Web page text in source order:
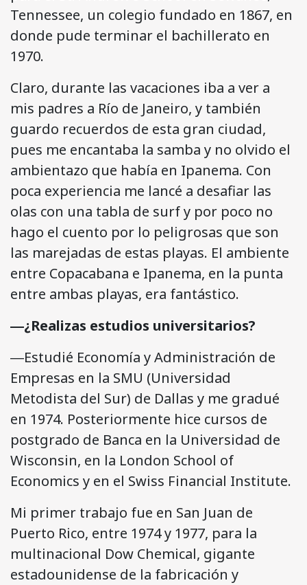
Tennessee, un colegio fundado en 1867, en
donde pude terminar el bachillerato en
1970.
Claro, durante las vacaciones iba a ver a
mis padres a Río de Janeiro, y también
guardo recuerdos de esta gran ciudad,
pues me encantaba la samba y no olvido el
ambientazo que había en Ipanema. Con
poca experiencia me lancé a desafiar las
olas con una tabla de surf y por poco no
hago el cuento por lo peligrosas que son
las marejadas de estas playas. El ambiente
entre Copacabana e Ipanema, en la punta
entre ambas playas, era fantástico.
―¿Realizas estudios universitarios?
―Estudié Economía y Administración de
Empresas en la SMU (Universidad
Metodista del Sur) de Dallas y me gradué
en 1974. Posteriormente hice cursos de
postgrado de Banca en la Universidad de
Wisconsin, en la London School of
Economics y en el Swiss Financial Institute.
Mi primer trabajo fue en San Juan de
Puerto Rico, entre 1974 y 1977, para la
multinacional Dow Chemical, gigante
estadounidense de la fabricación y